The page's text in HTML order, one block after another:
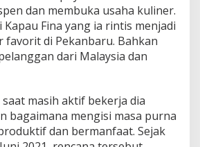
a
h
A
b
r
B
e
r
s
dan membuka usaha kuliner.
Kapau Fina yang ia rintis menjadi
favorit di Pekanbaru. Bahkan
dari Malaysia dan
masih aktif bekerja dia
bagaimana mengisi masa purna
dan bermanfaat. Sejak